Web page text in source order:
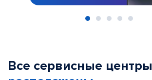
Все сервисные центры